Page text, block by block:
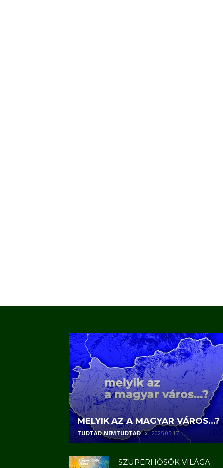
MELYIK AZ A MAGYAR VÁROS…?
TUDTAD-NEMTUDTAD 2025.05.17.
SZUPERHŐSÖK VILÁGA